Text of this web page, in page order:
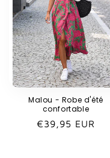
Malou - Robe d'été
confortable
Prix
€39,95 EUR